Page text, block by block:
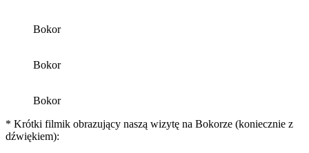
Bokor
Bokor
Bokor
* Krótki filmik obrazujący naszą wizytę na Bokorze (koniecznie z
dźwiękiem):